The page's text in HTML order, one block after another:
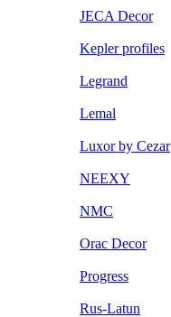
JECA Decor
Kepler profiles
Legrand
Lemal
Luxor by Cezar
NEEXY
NMC
Orac Decor
Progress
Rus-Latun